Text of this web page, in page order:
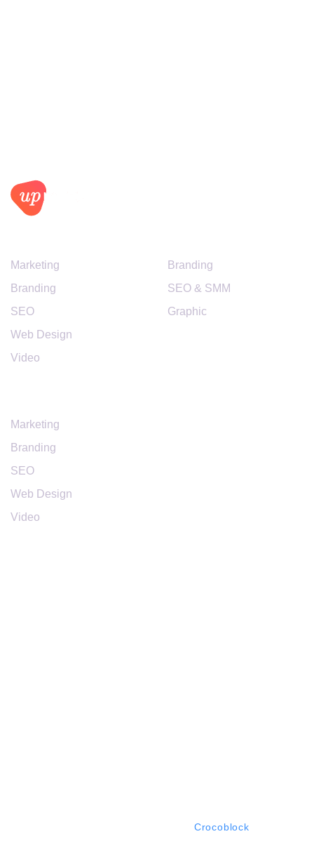
Marketing
Branding
SEO
Web Design
Video
Branding
SEO & SMM
Graphic
Marketing
Branding
SEO
Web Design
Video
Crocoblock